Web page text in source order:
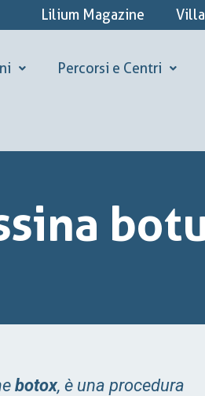
Lilium Magazine
Percorsi e Centri
botox, è una procedura